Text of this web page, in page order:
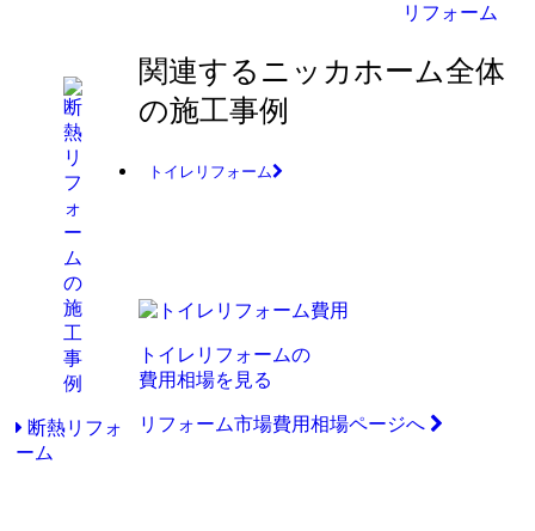
リフォーム
断熱リフォ
ーム
関連するニッカホーム全体
の施工事例
トイレリフォーム
トイレリフォームの
費用相場を見る
リフォーム市場費用相場ページへ